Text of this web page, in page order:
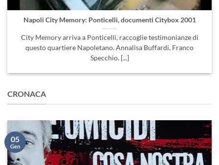
Napoli City Memory: Ponticelli, documenti Citybox 2001
City Memory arriva a Ponticelli, raccoglie testimonianze di
questo quartiere Napoletano. Annalisa Buffardi, Franco
Specchio. [...]
CRONACA
05
Gen